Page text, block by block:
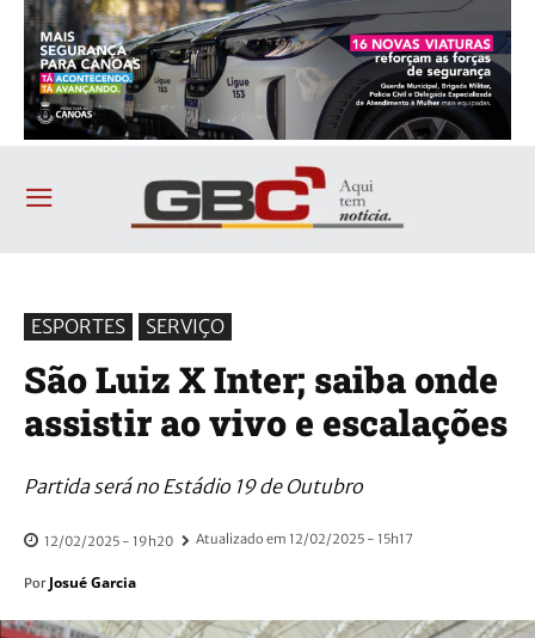
ESPORTES SERVIÇO
São Luiz X Inter; saiba onde
assistir ao vivo e escalações
Partida será no Estádio 19 de Outubro
12/02/2025 - 19h20 Atualizado em 12/02/2025 - 15h17
Por Josué Garcia